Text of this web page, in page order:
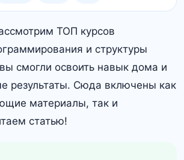
ТОП курсов
и структуры
смогли освоить навык дома и
результаты. Сюда включены как
материалы, так и
статью!